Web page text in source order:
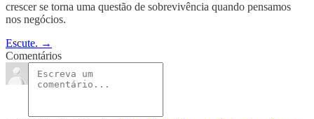
crescer se torna uma questão de sobrevivência quando pensamos
nos negócios.
Escute. →
Comentários